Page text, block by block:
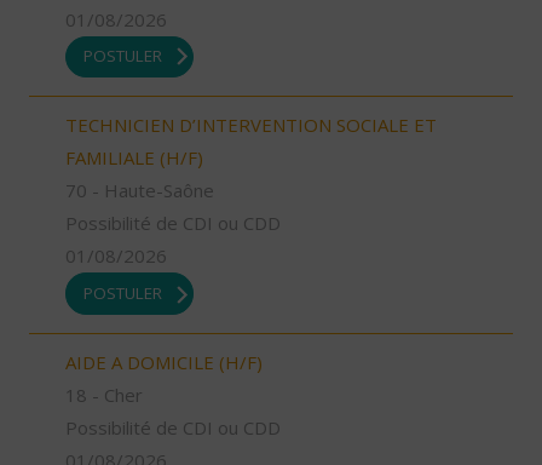
01/08/2026
POSTULER
TECHNICIEN D’INTERVENTION SOCIALE ET
FAMILIALE (H/F)
70 - Haute-Saône
Possibilité de CDI ou CDD
01/08/2026
POSTULER
AIDE A DOMICILE (H/F)
18 - Cher
Possibilité de CDI ou CDD
01/08/2026